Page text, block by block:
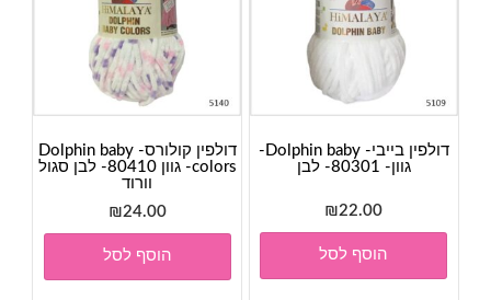
דולפין בייבי- Dolphin baby-
גוון- 80301- לבן
₪22.00
הוסף לסל
דולפין קולורס- Dolphin baby
colors- גוון 80410- לבן סגול
וורוד
₪24.00
הוסף לסל